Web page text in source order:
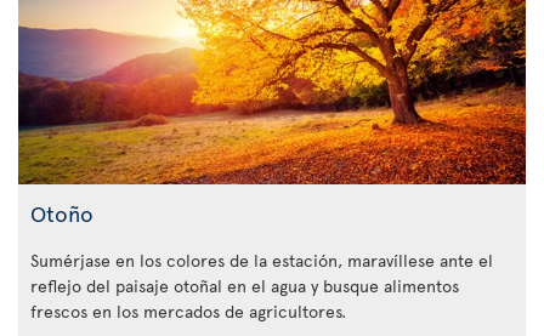
Otoño
Sumérjase en los colores de la estación, maravíllese ante el
reflejo del paisaje otoñal en el agua y busque alimentos
frescos en los mercados de agricultores.